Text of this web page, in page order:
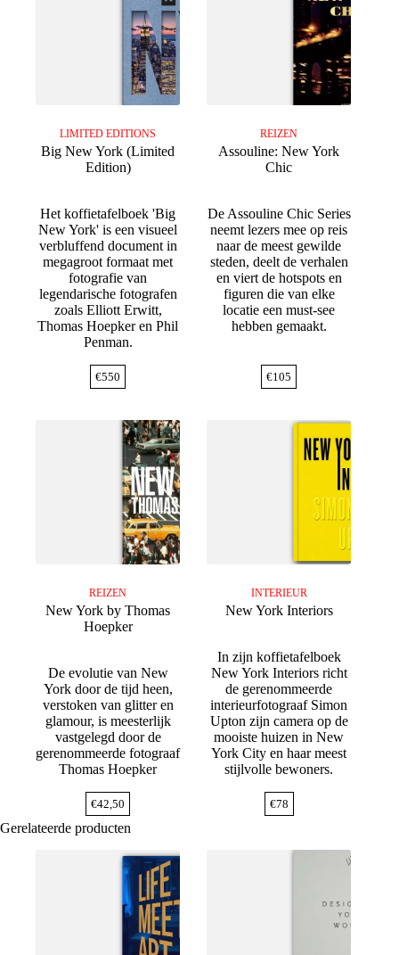
LIMITED EDITIONS
Big New York (Limited
Edition)
Het koffietafelboek 'Big
New York' is een visueel
verbluffend document in
megagroot formaat met
fotografie van
legendarische fotografen
zoals Elliott Erwitt,
Thomas Hoepker en Phil
Penman.
€550
REIZEN
Assouline: New York
Chic
De Assouline Chic Series
neemt lezers mee op reis
naar de meest gewilde
steden, deelt de verhalen
en viert de hotspots en
figuren die van elke
locatie een must-see
hebben gemaakt.
€105
REIZEN
New York by Thomas
Hoepker
De evolutie van New
York door de tijd heen,
verstoken van glitter en
glamour, is meesterlijk
vastgelegd door de
gerenommeerde fotograaf
Thomas Hoepker
€42,50
INTERIEUR
New York Interiors
In zijn koffietafelboek
New York Interiors richt
de gerenommeerde
interieurfotograaf Simon
Upton zijn camera op de
mooiste huizen in New
York City en haar meest
stijlvolle bewoners.
€78
Gerelateerde producten